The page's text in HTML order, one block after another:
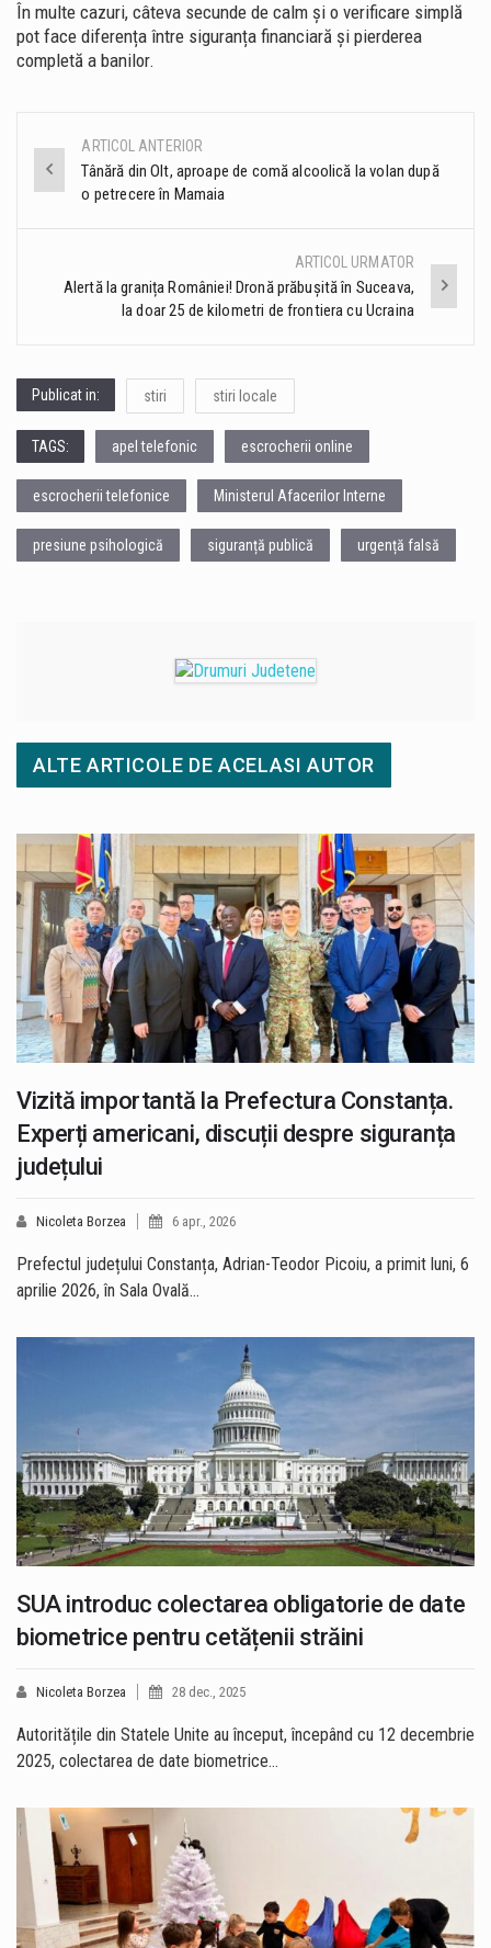
În multe cazuri, câteva secunde de calm și o verificare simplă
pot face diferența între siguranța financiară și pierderea
completă a banilor.
Post
navigation
ARTICOL ANTERIOR
Tânără din Olt, aproape de comă alcoolică la volan după
o petrecere în Mamaia
ARTICOL URMATOR
Alertă la granița României! Dronă prăbușită în Suceava,
la doar 25 de kilometri de frontiera cu Ucraina
Publicat in: stiri stiri locale
TAGS: apel telefonic escrocherii online
escrocherii telefonice Ministerul Afacerilor Interne
presiune psihologică siguranță publică urgență falsă
ALTE ARTICOLE DE ACELASI AUTOR
Vizită importantă la Prefectura Constanța.
Experți americani, discuții despre siguranța
județului
Nicoleta Borzea 6 apr., 2026
Prefectul județului Constanța, Adrian-Teodor Picoiu, a primit luni, 6
aprilie 2026, în Sala Ovală…
SUA introduc colectarea obligatorie de date
biometrice pentru cetățenii străini
Nicoleta Borzea 28 dec., 2025
Autoritățile din Statele Unite au început, începând cu 12 decembrie
2025, colectarea de date biometrice…